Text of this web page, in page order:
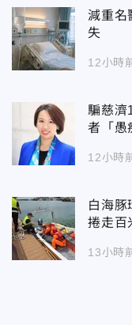
減重
失
12小時
騙慈
者「愚
12小時
白海豚
捲走
13小時